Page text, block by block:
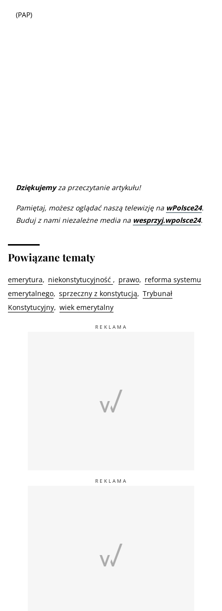
(PAP)
Dziękujemyza przeczytanie artykułu!
Pamiętaj, możesz oglądać naszą telewizję na wPolsce24.
Buduj z nami niezależne media na wesprzyj.wpolsce24.
Powiązane tematy
emerytura niekonstytucyjność prawo
reforma systemu
emerytalnego sprzeczny z konstytucją
Trybunał
Konstytucyjny wiek emerytalny